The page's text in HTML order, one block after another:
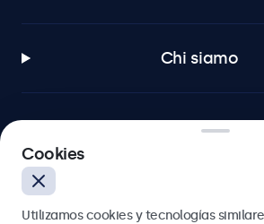
Chi siamo
Badenerstrasse 549, 8048
Cookies
Utilizamos cookies y tecnologías